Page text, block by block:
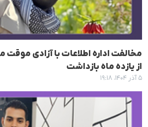
مخالفت اداره اطلاعات با آزادی
از یازده ماه بازداشت
۵ آذر ۱۴۰۴، ۱۹:۱۸